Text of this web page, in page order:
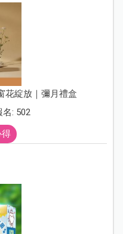
花綻放｜彌月禮盒
名: 502
得